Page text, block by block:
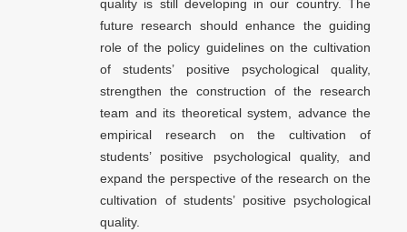
quality is still developing in our country. The
future research should enhance the guiding
role of the policy guidelines on the cultivation
of students’ positive psychological quality,
strengthen the construction of the research
team and its theoretical system, advance the
empirical research on the cultivation of
students’ positive psychological quality, and
expand the perspective of the research on the
cultivation of students’ positive psychological
quality.